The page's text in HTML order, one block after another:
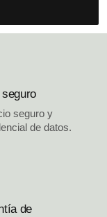
seguro
seguro y
de datos.
de